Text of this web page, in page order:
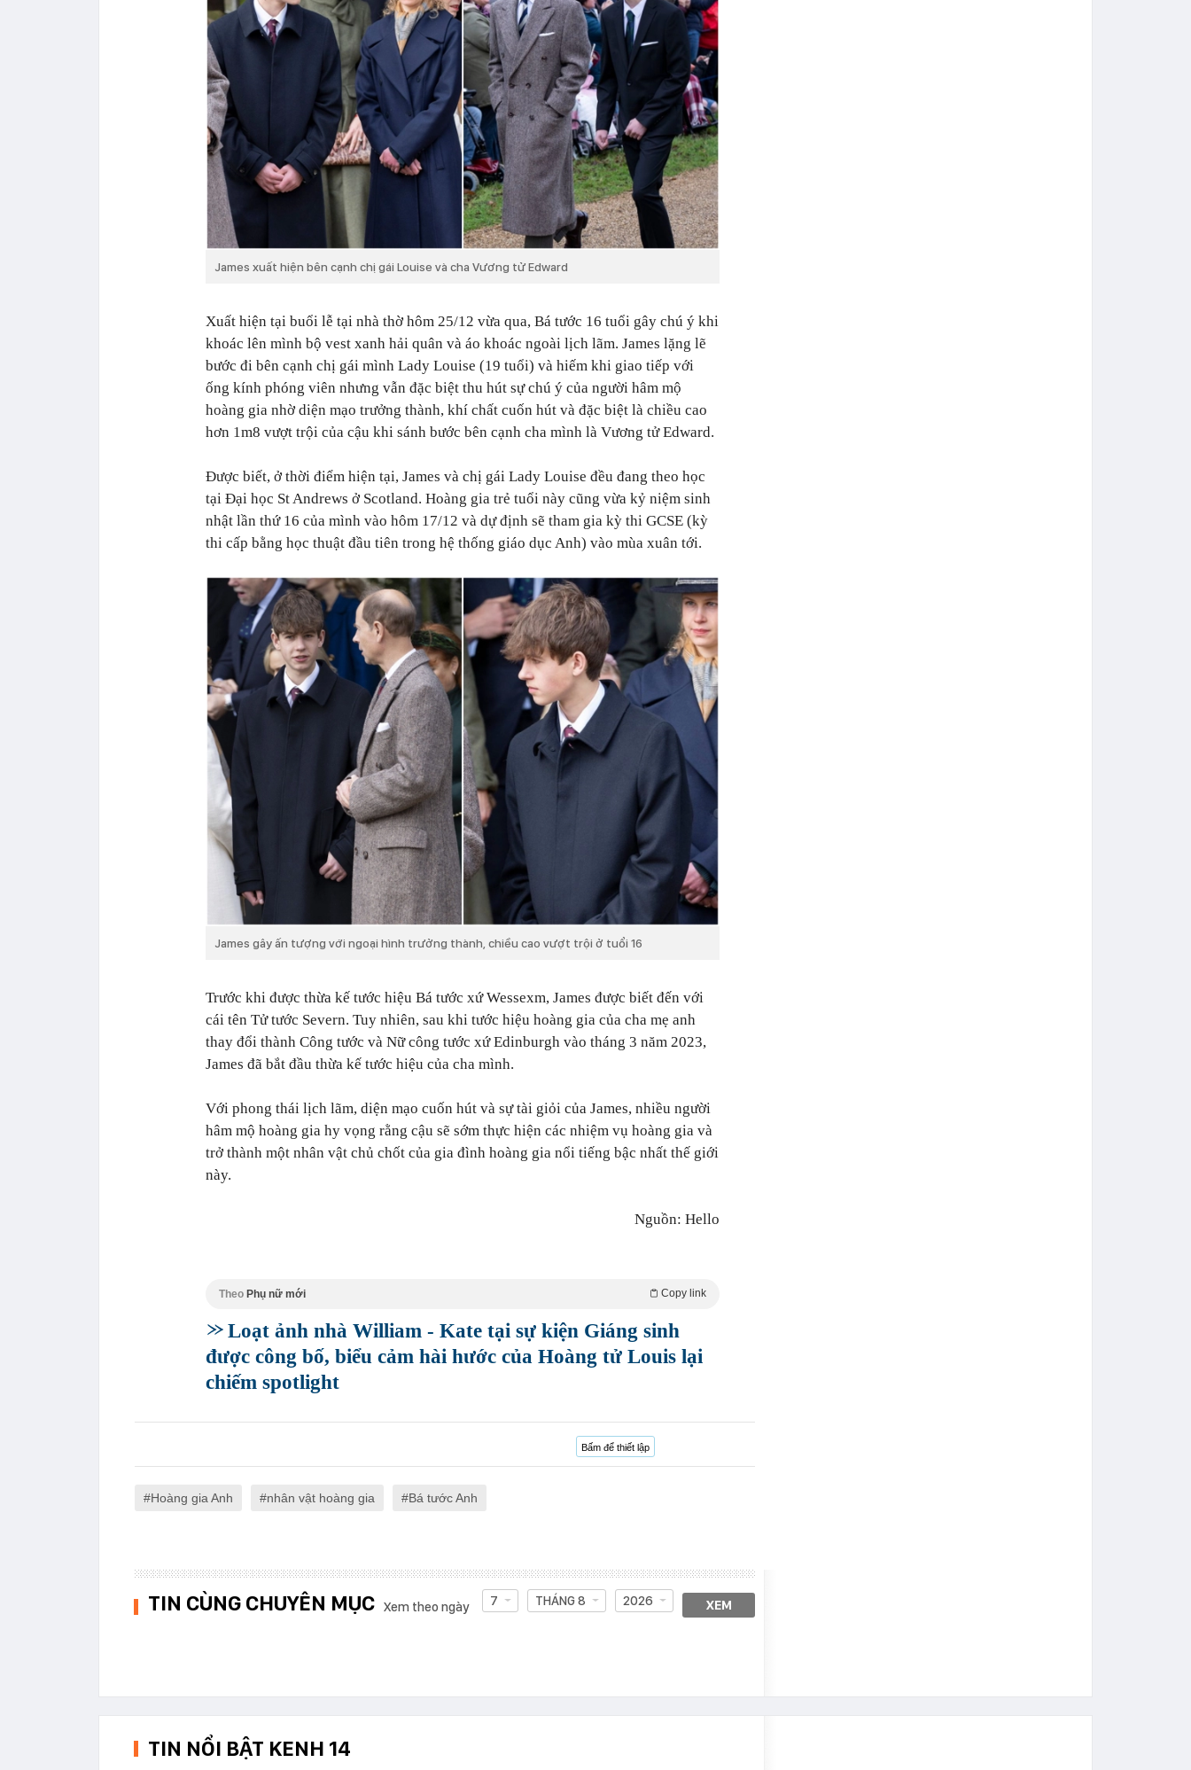
James xuất hiện bên cạnh chị gái Louise và cha Vương tử Edward
Xuất hiện tại buổi lễ tại nhà thờ hôm 25/12 vừa qua, Bá tước 16 tuổi gây chú ý khi
khoác lên mình bộ vest xanh hải quân và áo khoác ngoài lịch lãm. James lặng lẽ
bước đi bên cạnh chị gái mình Lady Louise (19 tuổi) và hiếm khi giao tiếp với
ống kính phóng viên nhưng vẫn đặc biệt thu hút sự chú ý của người hâm mộ
hoàng gia nhờ diện mạo trưởng thành, khí chất cuốn hút và đặc biệt là chiều cao
hơn 1m8 vượt trội của cậu khi sánh bước bên cạnh cha mình là Vương tử Edward.
Được biết, ở thời điểm hiện tại, James và chị gái Lady Louise đều đang theo học
tại Đại học St Andrews ở Scotland. Hoàng gia trẻ tuổi này cũng vừa kỷ niệm sinh
nhật lần thứ 16 của mình vào hôm 17/12 và dự định sẽ tham gia kỳ thi GCSE (kỳ
thi cấp bằng học thuật đầu tiên trong hệ thống giáo dục Anh) vào mùa xuân tới.
James gây ấn tượng với ngoại hình trưởng thành, chiều cao vượt trội ở tuổi 16
Trước khi được thừa kế tước hiệu Bá tước xứ Wessexm, James được biết đến với
cái tên Tử tước Severn. Tuy nhiên, sau khi tước hiệu hoàng gia của cha mẹ anh
thay đổi thành Công tước và Nữ công tước xứ Edinburgh vào tháng 3 năm 2023,
James đã bắt đầu thừa kế tước hiệu của cha mình.
Với phong thái lịch lãm, diện mạo cuốn hút và sự tài giỏi của James, nhiều người
hâm mộ hoàng gia hy vọng rằng cậu sẽ sớm thực hiện các nhiệm vụ hoàng gia và
trở thành một nhân vật chủ chốt của gia đình hoàng gia nổi tiếng bậc nhất thế giới
này.
Nguồn: Hello
Theo Phụ nữ mới Copy link
Loạt ảnh nhà William - Kate tại sự kiện Giáng sinh
được công bố, biểu cảm hài hước của Hoàng tử Louis lại
chiếm spotlight
Bấm để thiết lập
Hoàng gia Anh nhân vật hoàng gia Bá tước Anh
TIN CÙNG CHUYÊN MỤC Xem theo ngày 7 THÁNG 8 2026 XEM
TIN NỔI BẬT KENH 14